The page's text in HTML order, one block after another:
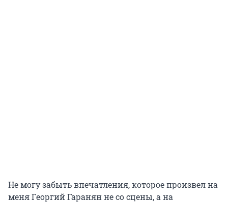
Не могу забыть впечатления, которое произвел на
меня Георгий Гаранян не со сцены, а на